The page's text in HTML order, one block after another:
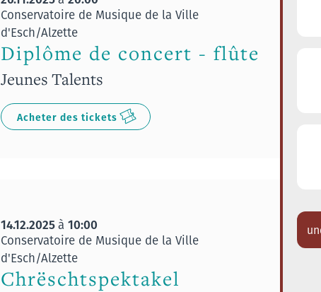
Conservatoire de Musique de la Ville
d'Esch/Alzette
Diplôme de concert - flûte
Jeunes Talents
Acheter des tickets
14.12.2025à 10:00
Conservatoire de Musique de la Ville
d'Esch/Alzette
Chrëschtspektakel